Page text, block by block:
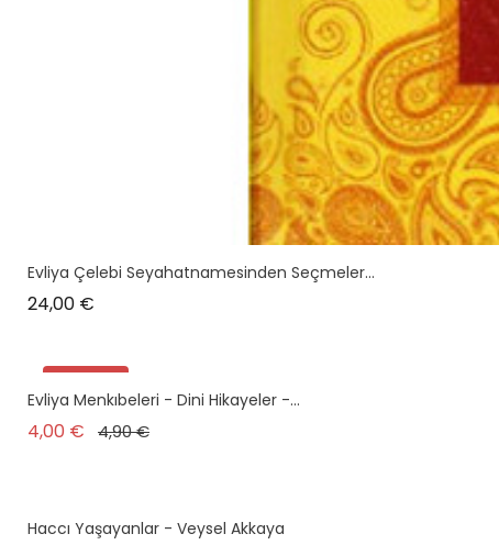
Evliya Çelebi Seyahatnamesinden Seçmeler...
24,00 €
Promo !
Evliya Menkıbeleri - Dini Hikayeler -...
4,00 € Prix de base
4,90 €Prix
Haccı Yaşayanlar - Veysel Akkaya